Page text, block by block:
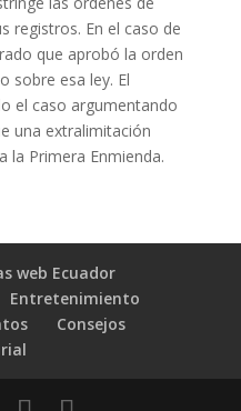
registros. En el caso de
que aprobó la orden
sobre esa ley. El
el caso argumentando
una extralimitación
la Primera Enmienda.
web Ecuador
Entretenimiento
Consejos